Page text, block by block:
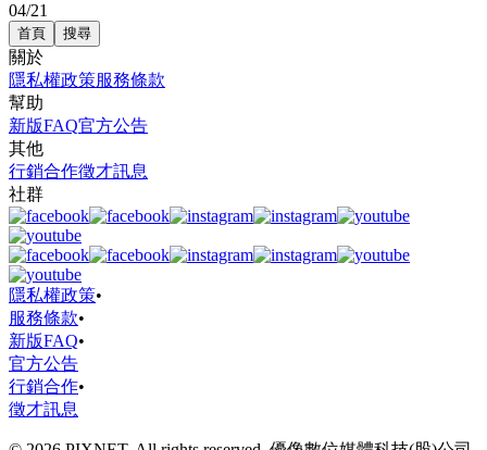
04/21
首頁 搜尋
關於
隱私權政策服務條款
幫助
新版FAQ官方公告
其他
行銷合作徵才訊息
社群
隱私權政策•
服務條款•
新版FAQ•
官方公告
行銷合作•
徵才訊息